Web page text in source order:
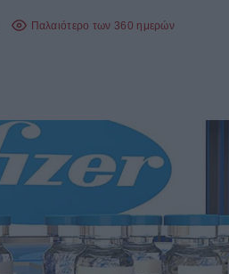
Παλαιότερο των 360 ημερών